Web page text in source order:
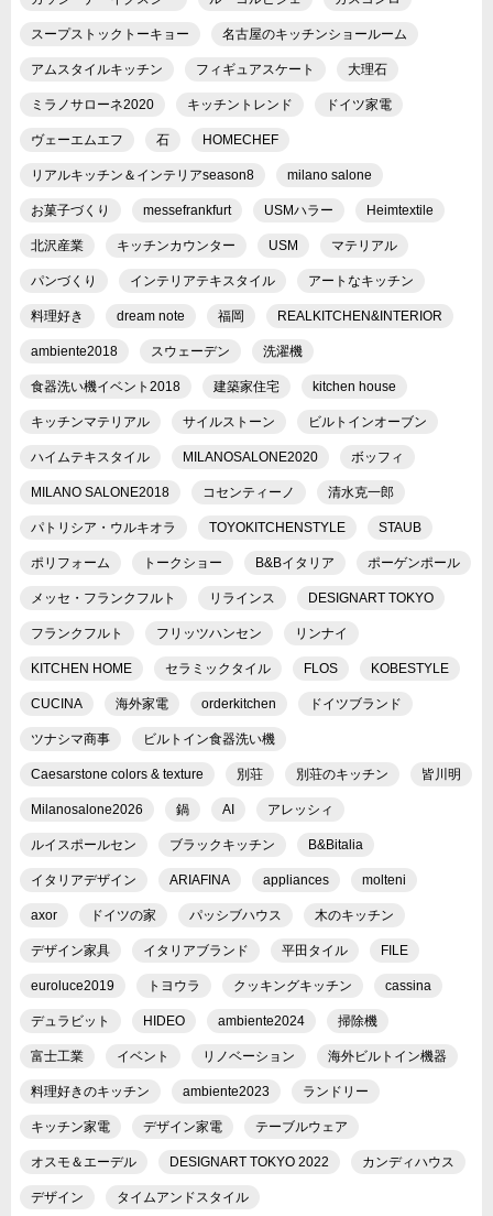
スープストックトーキョー 名古屋のキッチンショールーム
アムスタイルキッチン フィギュアスケート 大理石
ミラノサローネ2020 キッチントレンド ドイツ家電
ヴェーエムエフ 石 HOMECHEF
リアルキッチン＆インテリアseason8 milano salone
お菓子づくり messefrankfurt USMハラー Heimtextile
北沢産業 キッチンカウンター USM マテリアル
パンづくり インテリアテキスタイル アートなキッチン
料理好き dream note 福岡 REALKITCHEN&INTERIOR
ambiente2018 スウェーデン 洗濯機
食器洗い機イベント2018 建築家住宅 kitchen house
キッチンマテリアル サイルストーン ビルトインオーブン
ハイムテキスタイル MILANOSALONE2020 ボッフィ
MILANO SALONE2018 コセンティーノ 清水克一郎
パトリシア・ウルキオラ TOYOKITCHENSTYLE STAUB
ポリフォーム トークショー B&Bイタリア ポーゲンポール
メッセ・フランクフルト リラインス DESIGNART TOKYO
フランクフルト フリッツハンセン リンナイ
KITCHEN HOME セラミックタイル FLOS KOBESTYLE
CUCINA 海外家電 orderkitchen ドイツブランド
ツナシマ商事 ビルトイン食器洗い機
Caesarstone colors & texture 別荘 別荘のキッチン 皆川明
Milanosalone2026 鍋 AI アレッシィ
ルイスポールセン ブラックキッチン B&Bitalia
イタリアデザイン ARIAFINA appliances molteni
axor ドイツの家 パッシブハウス 木のキッチン
デザイン家具 イタリアブランド 平田タイル FILE
euroluce2019 トヨウラ クッキングキッチン cassina
デュラビット HIDEO ambiente2024 掃除機
富士工業 イベント リノベーション 海外ビルトイン機器
料理好きのキッチン ambiente2023 ランドリー
キッチン家電 デザイン家電 テーブルウェア
オスモ＆エーデル DESIGNART TOKYO 2022 カンディハウス
デザイン タイムアンドスタイル